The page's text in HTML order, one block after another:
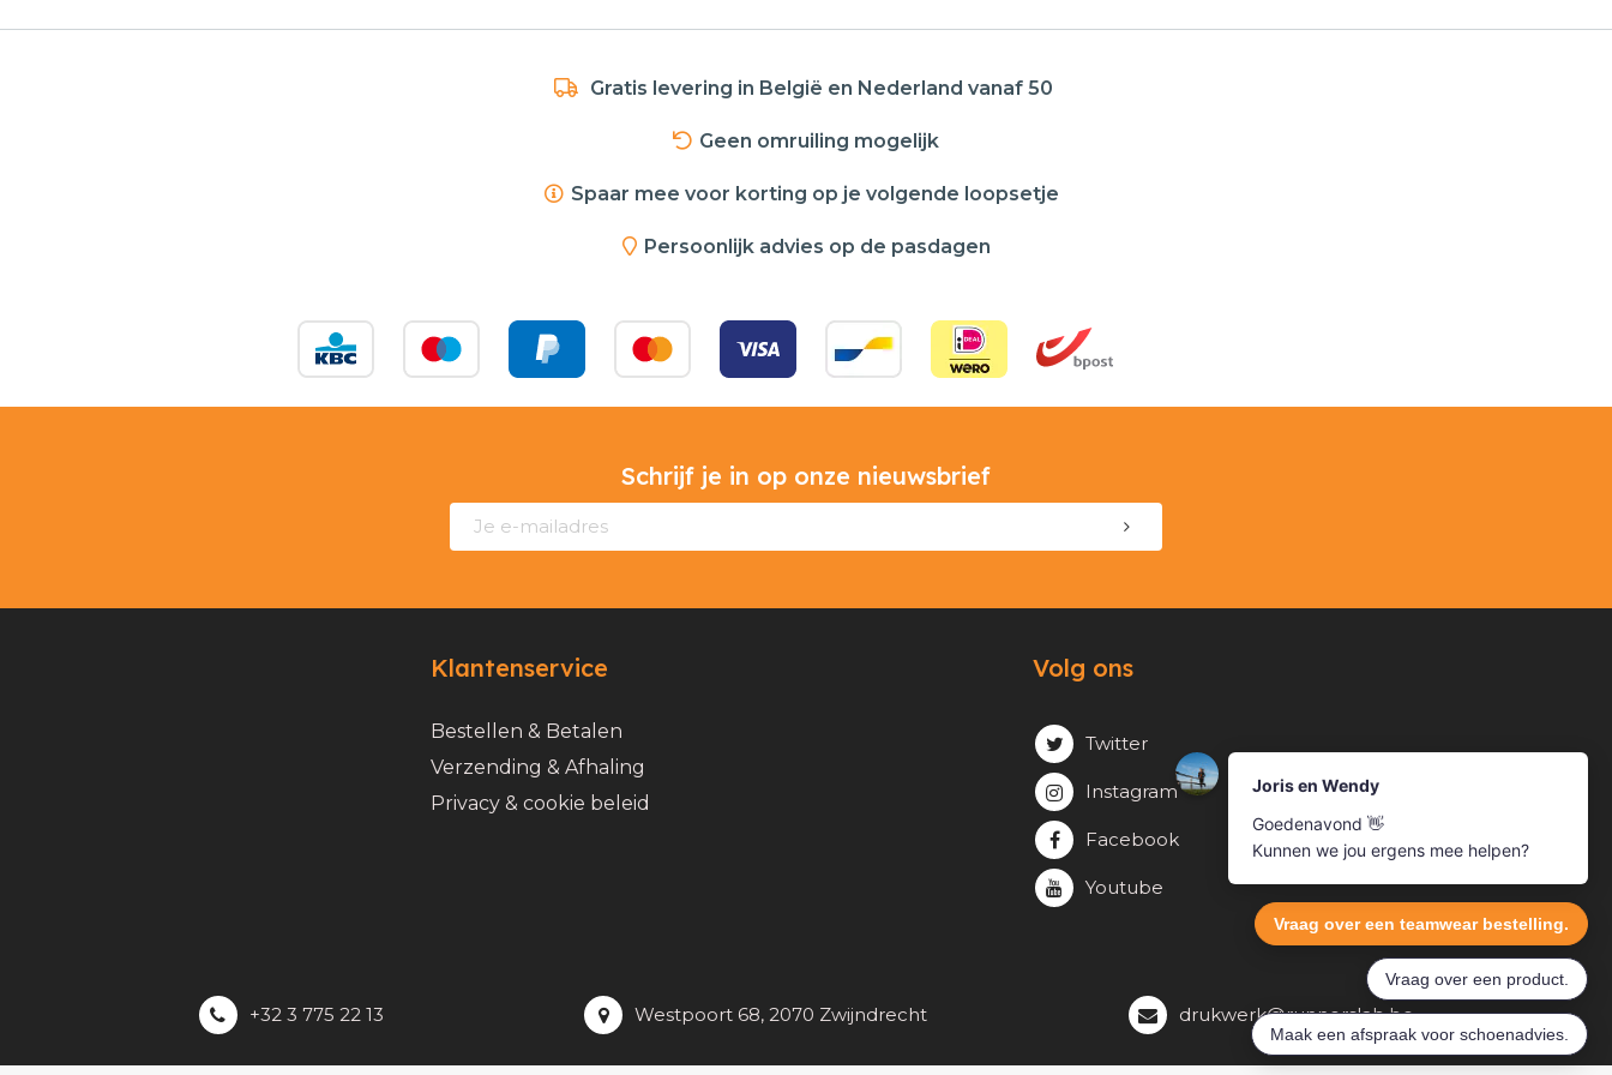
Gratis levering in België en Nederland vanaf 50
Geen omruiling mogelijk
Spaar mee voor korting op je volgende loopsetje
Persoonlijk advies op de pasdagen
Schrijf je in op onze nieuwsbrief
Klantenservice
Bestellen & Betalen
Verzending & Afhaling
Privacy & cookie beleid
Volg ons
Twitter
Instagram
Facebook
Youtube
+32 3 775 22 13 Westpoort 68, 2070 Zwijndrecht drukwerk@runnerslab.be